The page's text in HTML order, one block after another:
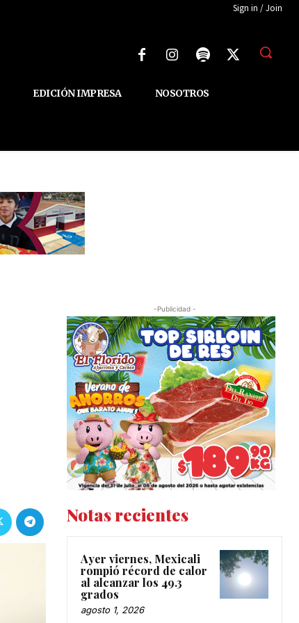
Sign in / Join
EDICIÓN IMPRESA NOSOTROS
-Publicidad -
Notas recientes
Ayer viernes, Mexicali
rompió récord de calor
al alcanzar los 49.3
grados
agosto 1, 2026